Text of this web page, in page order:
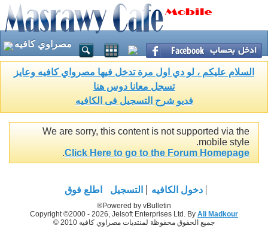
مصراوي كافيه
السلام عليكم ، لو دي اول مرة تدخل فيها مصرواي كافيه وعايز
تسجل معانا دوس هنا
فديو شرح التسجيل فى الكافيه
We are sorry, this content is not supported via the
mobile style.
Click Here to go to the Forum Homepage
.
دخول الكافيه التسجيل اطلع فوق
Powered by vBulletin®
Copyright ©2000 - 2026, Jelsoft Enterprises Ltd. By Ali Madkour
جميع الحقوق محفوظة لمنتديات مصراوي كافيه 2010 ©